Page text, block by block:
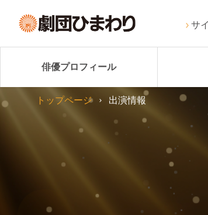
サ
俳優プロフィール
トップページ 出演情報